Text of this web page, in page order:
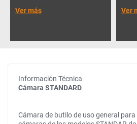
Ver más
Ver
Información Técnica
Cámara STANDARD
Cámara de butilo de uso general